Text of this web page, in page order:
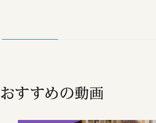
おすすめの動画